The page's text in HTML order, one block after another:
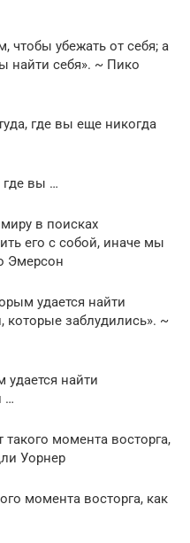
чтобы убежать от себя; а
найти себя». ~ Пико
где вы еще никогда
где вы …
в поисках
его с собой, иначе мы
Эмерсон
удается найти
которые заблудились». ~
найти
…
момента восторга,
Уорнер
момента восторга, как